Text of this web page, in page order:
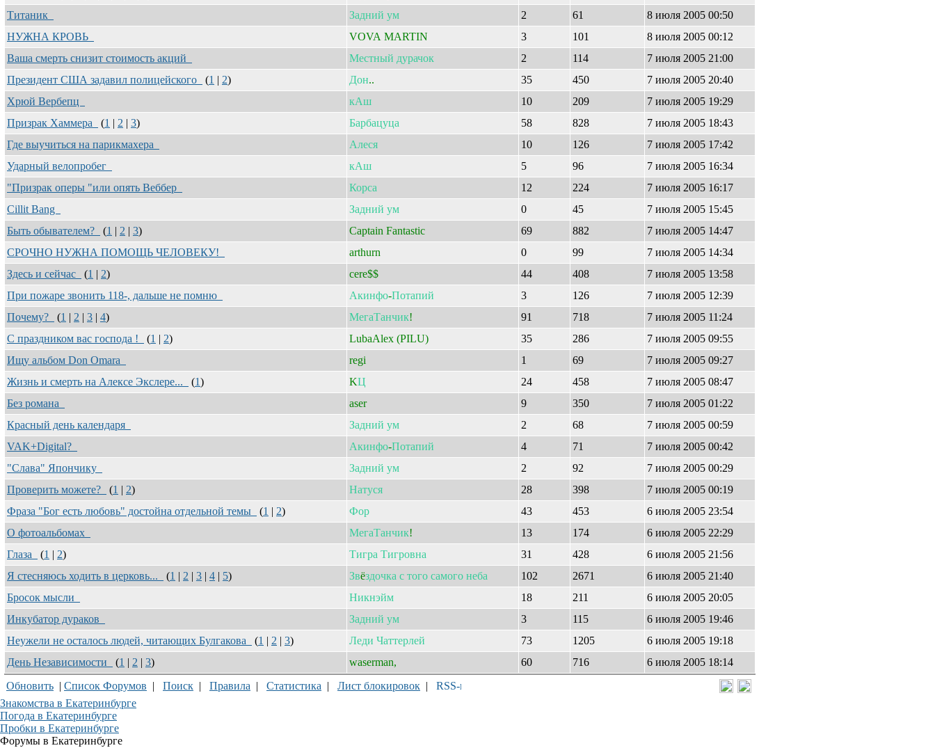
Титаник
Задний ум 2 61
8 июля 2005 00:50
НУЖНА КРОВЬ
VOVA MARTIN 3 101
8 июля 2005 00:12
Ваша смерть снизит стоимость акций
Местный дурачок 2 114
7 июля 2005 21:00
Президент США задавил полицейского
(1 | 2) Дон.. 35 450
7 июля 2005 20:40
Хрюй Вербепц
кАш 10 209
7 июля 2005 19:29
Призрак Хаммера
(1 | 2 | 3) Барбацуца 58 828
7 июля 2005 18:43
Где выучиться на парикмахера
Алеся 10 126
7 июля 2005 17:42
Ударный велопробег
кАш 5 96
7 июля 2005 16:34
"Призрак оперы "или опять Веббер
Корса 12 224
7 июля 2005 16:17
Cillit Bang
Задний ум 0 45
7 июля 2005 15:45
Быть обывателем?
(1 | 2 | 3) Captain Fantastic 69 882
7 июля 2005 14:47
СРОЧНО НУЖНА ПОМОЩЬ ЧЕЛОВЕКУ!
arthurn 0 99
7 июля 2005 14:34
Здесь и сейчас
(1 | 2) cere$$ 44 408
7 июля 2005 13:58
При пожаре звонить 118-, дальше не помню
Акинфо-Потапий 3 126
7 июля 2005 12:39
Почему?
(1 | 2 | 3 | 4) МегаТанчик! 91 718
7 июля 2005 11:24
С праздником вас господа !
(1 | 2) LubaAlex (PILU) 35 286
7 июля 2005 09:55
Ищу альбом Don Omara
regi 1 69
7 июля 2005 09:27
Жизнь и смерть на Алексе Экслере...
(1) KЦ 24 458
7 июля 2005 08:47
Без романа
aser 9 350
7 июля 2005 01:22
Красный день календаря
Задний ум 2 68
7 июля 2005 00:59
VAK+Digital?
Акинфо-Потапий 4 71
7 июля 2005 00:42
"Слава" Япончику
Задний ум 2 92
7 июля 2005 00:29
Проверить можете?
(1 | 2) Натуся 28 398
7 июля 2005 00:19
Фраза "Бог есть любовь" достойна отдельной темы
(1 | 2) Фор 43 453
6 июля 2005 23:54
О фотоальбомах
МегаТанчик! 13 174
6 июля 2005 22:29
Глаза
(1 | 2) Тигра Тигровна 31 428
6 июля 2005 21:56
Я стесняюсь ходить в церковь...
(1 | 2 | 3 | 4 | 5) Звёздочка с того самого неба 102 2671
6 июля 2005 21:40
Бросок мысли
Никнэйм 18 211
6 июля 2005 20:05
Инкубатор дураков
Задний ум 3 115
6 июля 2005 19:46
Неужели не осталось людей, читающих Булгакова
(1 | 2 | 3) Леди Чаттерлей 73 1205
6 июля 2005 19:18
День Независимости
(1 | 2 | 3) waserman, 60 716
6 июля 2005 18:14
Обновить | Список Форумов | Поиск | Правила | Статистика | Лист блокировок |
Знакомства в Екатеринбурге
Погода в Екатеринбурге
Пробки в Екатеринбурге
Форумы в Екатеринбурге